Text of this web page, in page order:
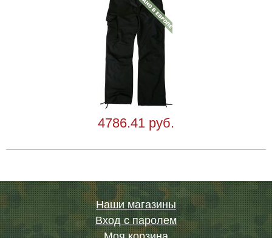
4786.41 руб.
Наши магазины
Вход с паролем